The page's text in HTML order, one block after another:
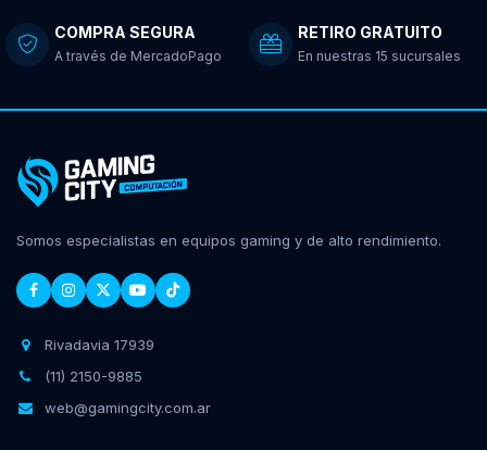
COMPRA SEGURA
A través de MercadoPago
RETIRO GRATUITO
En nuestras 15 sucursales
Somos especialistas en equipos gaming y de alto rendimiento.
Rivadavia 17939
(11) 2150-9885
web@gamingcity.com.ar